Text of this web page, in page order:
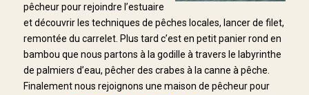
pêcheur pour rejoindre l’estuaire
et découvrir les techniques de pêches locales, lancer de filet,
remontée du carrelet. Plus tard c’est en petit panier rond en
bambou que nous partons à la godille à travers le labyrinthe
de palmiers d’eau, pêcher des crabes à la canne à pêche.
Finalement nous rejoignons une maison de pêcheur pour